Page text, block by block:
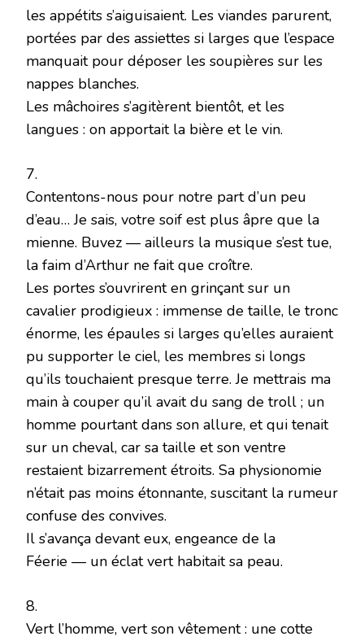
les appétits s’aiguisaient. Les viandes parurent,
portées par des assiettes si larges que l’espace
manquait pour déposer les soupières sur les
nappes blanches.
Les mâchoires s’agitèrent bientôt, et les
langues : on apportait la bière et le vin.
7.
Contentons-nous pour notre part d’un peu
d’eau… Je sais, votre soif est plus âpre que la
mienne. Buvez — ailleurs la musique s’est tue,
la faim d’Arthur ne fait que croître.
Les portes s’ouvrirent en grinçant sur un
cavalier prodigieux : immense de taille, le tronc
énorme, les épaules si larges qu’elles auraient
pu supporter le ciel, les membres si longs
qu’ils touchaient presque terre. Je mettrais ma
main à couper qu’il avait du sang de troll ; un
homme pourtant dans son allure, et qui tenait
sur un cheval, car sa taille et son ventre
restaient bizarrement étroits. Sa physionomie
n’était pas moins étonnante, suscitant la rumeur
confuse des convives.
Il s’avança devant eux, engeance de la
Féerie — un éclat vert habitait sa peau.
8.
Vert l’homme, vert son vêtement : une cotte